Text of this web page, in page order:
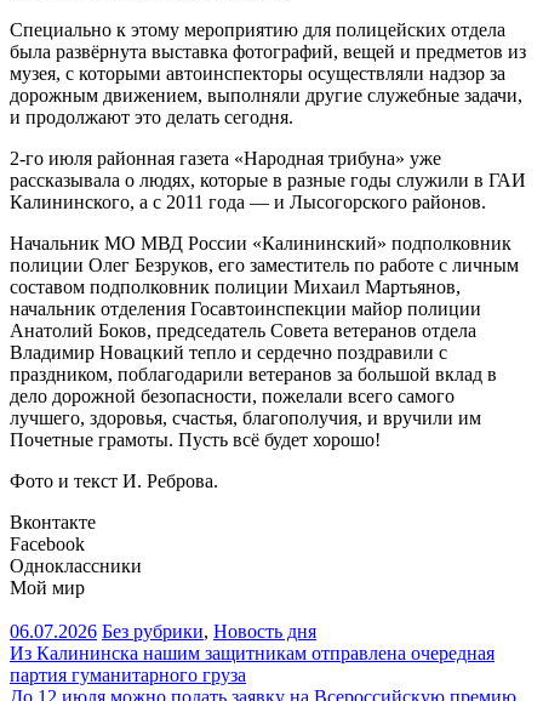
Специально к этому мероприятию для полицейских отдела
была развёрнута выставка фотографий, вещей и предметов из
музея, с которыми автоинспекторы осуществляли надзор за
дорожным движением, выполняли другие служебные задачи,
и продолжают это делать сегодня.
2-го июля районная газета «Народная трибуна» уже
рассказывала о людях, которые в разные годы служили в ГАИ
Калининского, а с 2011 года — и Лысогорского районов.
Начальник МО МВД России «Калининский» подполковник
полиции Олег Безруков, его заместитель по работе с личным
составом подполковник полиции Михаил Мартьянов,
начальник отделения Госавтоинспекции майор полиции
Анатолий Боков, председатель Совета ветеранов отдела
Владимир Новацкий тепло и сердечно поздравили с
праздником, поблагодарили ветеранов за большой вклад в
дело дорожной безопасности, пожелали всего самого
лучшего, здоровья, счастья, благополучия, и вручили им
Почетные грамоты. Пусть всё будет хорошо!
Фото и текст И. Реброва.
Вконтакте
Facebook
Одноклассники
Мой мир
06.07.2026 Без рубрики, Новость дня
Навигация
по
Из Калининска нашим защитникам отправлена очередная
партия гуманитарного груза
До 12 июля можно подать заявку на Всероссийскую премию